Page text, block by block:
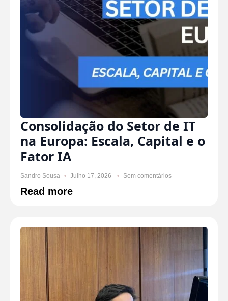
Consolidação do Setor de IT
na Europa: Escala, Capital e o
Fator IA
Sandro Sousa Julho 17, 2026 Sem comentários
Read more